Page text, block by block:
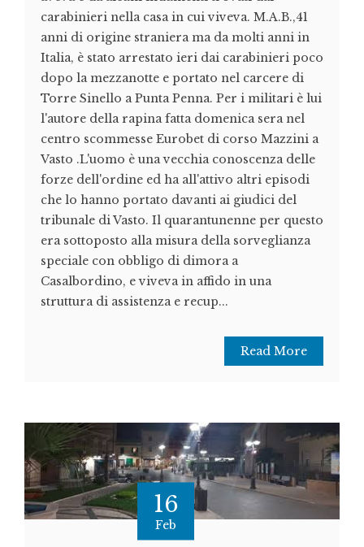
carabinieri nella casa in cui viveva. M.A.B.,41
anni di origine straniera ma da molti anni in
Italia, è stato arrestato ieri dai carabinieri poco
dopo la mezzanotte e portato nel carcere di
Torre Sinello a Punta Penna. Per i militari è lui
l'autore della rapina fatta domenica sera nel
centro scommesse Eurobet di corso Mazzini a
Vasto .L'uomo è una vecchia conoscenza delle
forze dell'ordine ed ha all'attivo altri episodi
che lo hanno portato davanti ai giudici del
tribunale di Vasto. Il quarantunenne per questo
era sottoposto alla misura della sorveglianza
speciale con obbligo di dimora a
Casalbordino, e viveva in affido in una
struttura di assistenza e recup...
Read More
16
Feb